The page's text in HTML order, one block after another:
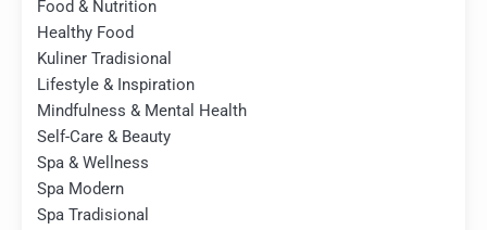
Food & Nutrition
Healthy Food
Kuliner Tradisional
Lifestyle & Inspiration
Mindfulness & Mental Health
Self-Care & Beauty
Spa & Wellness
Spa Modern
Spa Tradisional